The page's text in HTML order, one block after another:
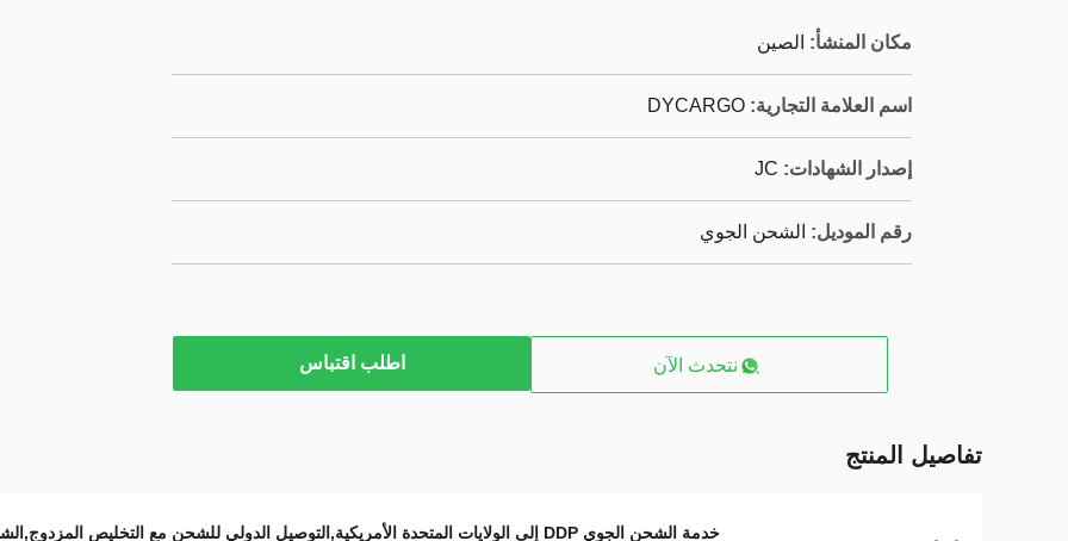
مكان المنشأ: الصين
اسم العلامة التجارية: DYCARGO
إصدار الشهادات: JC
رقم الموديل: الشحن الجوي
نتحدث الآن اطلب اقتباس
تفاصيل المنتج
خدمة الشحن الجوي DDP إلى الولايات المتحدة الأمريكية,التوصيل الدولي للشحن مع التخليص المزدوج,الشحن الجوي من باب إلى باب مع الضريبة